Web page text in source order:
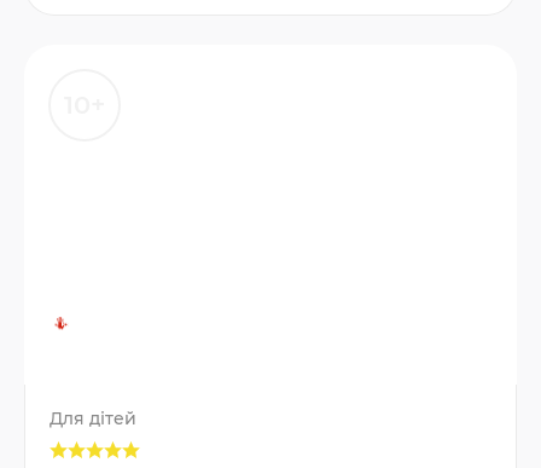
Для дітей